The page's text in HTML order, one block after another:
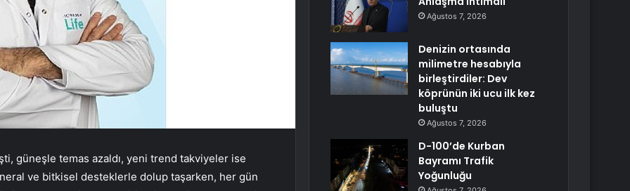
güneşle temas azaldı, yeni trend takviyeler ise
ve bitkisel desteklerle dolup taşarken, her gün
Ağustos 7, 2026
Denizin ortasında
milimetre hesabıyla
birleştirdiler: Dev
köprünün iki ucu ilk kez
buluştu
Ağustos 7, 2026
D-100’de Kurban
Bayramı Trafik
Yoğunluğu